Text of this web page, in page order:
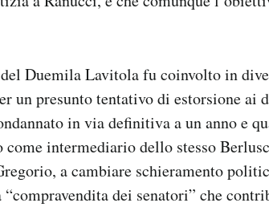
Duemila Lavitola fu coinvolto in
un presunto tentativo di estorsione
in via definitiva a un anno e
come intermediario dello stesso
a cambiare schieramento
dei senatori” che